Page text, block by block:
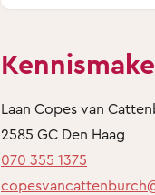
Laan Copes van
2585 GC Den Haag
070 355 1375